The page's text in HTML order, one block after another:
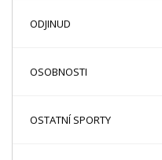
ODJINUD
OSOBNOSTI
OSTATNÍ SPORTY